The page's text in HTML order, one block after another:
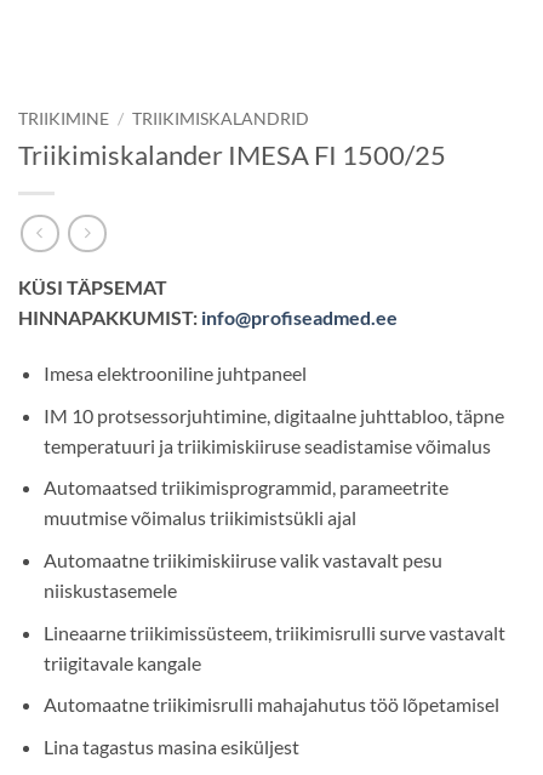
TRIIKIMINE / TRIIKIMISKALANDRID
Triikimiskalander IMESA FI 1500/25
KÜSI TÄPSEMAT
HINNAPAKKUMIST: info@profiseadmed.ee
Imesa elektrooniline juhtpaneel
IM 10 protsessorjuhtimine, digitaalne juhttabloo, täpne
temperatuuri ja triikimiskiiruse seadistamise võimalus
Automaatsed triikimisprogrammid, parameetrite
muutmise võimalus triikimistsükli ajal
Automaatne triikimiskiiruse valik vastavalt pesu
niiskustasemele
Lineaarne triikimissüsteem, triikimisrulli surve vastavalt
triigitavale kangale
Automaatne triikimisrulli mahajahutus töö lõpetamisel
Lina tagastus masina esiküljest